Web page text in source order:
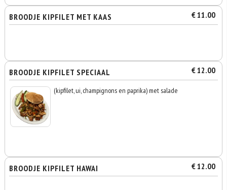
BROODJE KIPFILET MET KAAS € 11.00
BROODJE KIPFILET SPECIAAL € 12.00
(kipfilet, ui, champignons en paprika) met salade
BROODJE KIPFILET HAWAI € 12.00